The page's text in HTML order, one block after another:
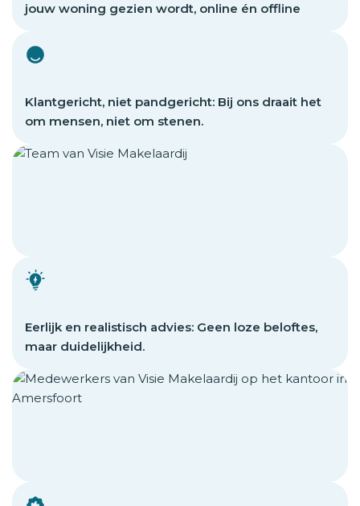
jouw woning gezien wordt, online én offline
Klantgericht, niet pandgericht: Bij ons draait het
om mensen, niet om stenen.
Eerlijk en realistisch advies: Geen loze beloftes,
maar duidelijkheid.